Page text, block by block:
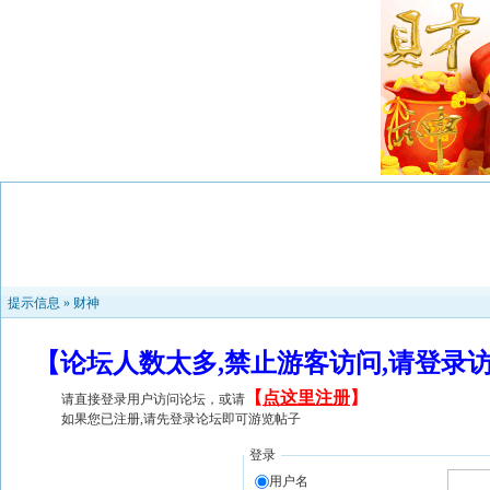
提示信息 » 财神
【论坛人数太多,禁止游客访问,请登
请直接登录用户访问论坛，或请 【 点这里注册】
如果您已注册,请先登录论坛即可游览帖子
登录
用户名